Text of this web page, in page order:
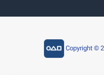
Copyright ©